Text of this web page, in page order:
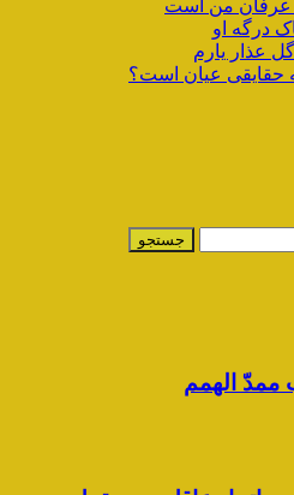
عرفان من است
درگه او
عذار یارم
حقایقی عیان است؟
ممدّ الهمم